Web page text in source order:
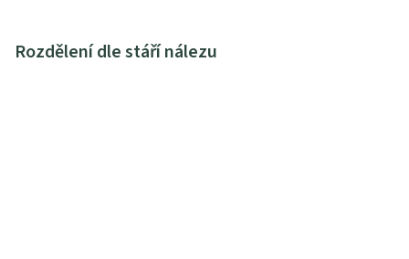
Rozdělení dle stáří nálezu